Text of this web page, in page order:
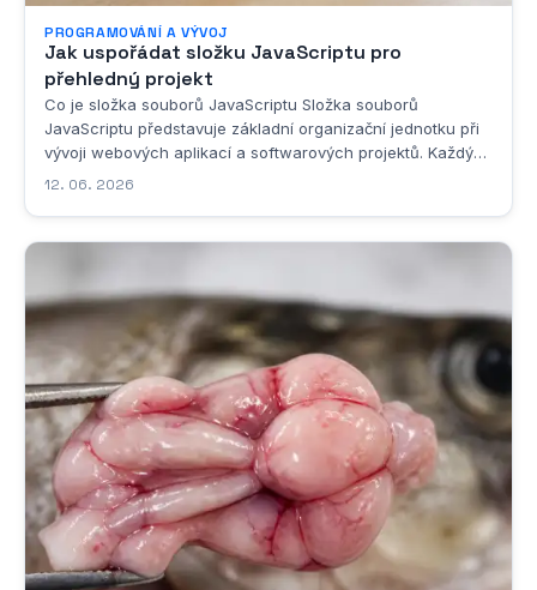
PROGRAMOVÁNÍ A VÝVOJ
Jak uspořádat složku JavaScriptu pro
přehledný projekt
Co je složka souborů JavaScriptu Složka souborů
JavaScriptu představuje základní organizační jednotku při
vývoji webových aplikací a softwarových projektů. Každý
zkušený vývojář dobře ví, že bez správně strukturovaných
12. 06. 2026